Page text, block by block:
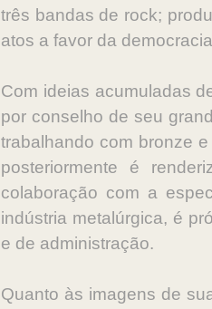
três bandas de rock;
atos a favor da
Com ideias acumuladas
por conselho de seu
trabalhando com bronze
posteriormente é
colaboração com a
indústria metalúrgica, é
e de administração.
Quanto às imagens de